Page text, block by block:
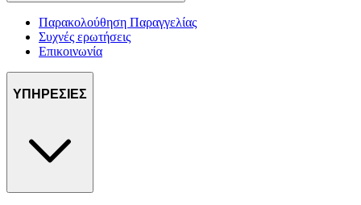
Παρακολούθηση Παραγγελίας
Συχνές ερωτήσεις
Επικοινωνία
ΥΠΗΡΕΣΙΕΣ